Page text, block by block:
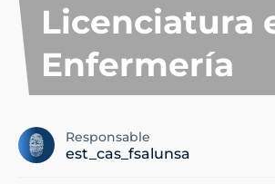
Licenciatura
Enfermería
Responsable
est_cas_fsalunsa